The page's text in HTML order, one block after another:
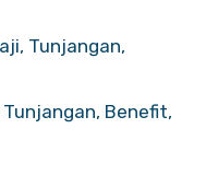
Tunjangan,
Benefit,